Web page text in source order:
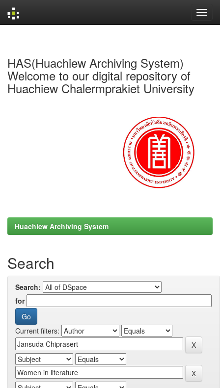
HAS(Huachiew Archiving System)
Welcome to our digital repository of
Huachiew Chalermprakiet University
Huachiew Archiving System
Search
Search:
for
Current filters: